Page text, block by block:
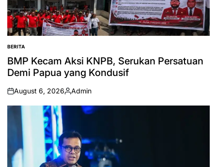
POSTED
IN
BERITA
BMP Kecam Aksi KNPB, Serukan Persatuan
Demi Papua yang Kondusif
on
August 6, 2026
Posted
by
Admin